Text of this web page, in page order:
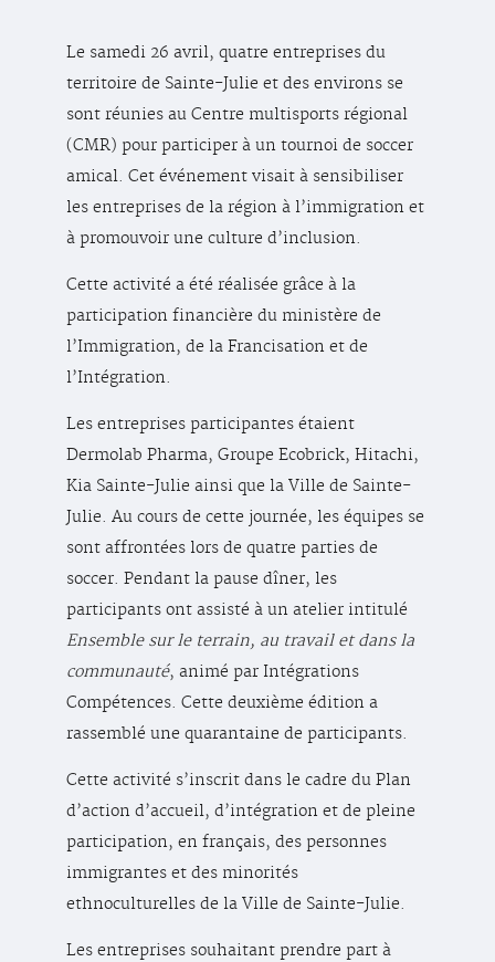
Le samedi 26 avril, quatre entreprises du
territoire de Sainte-Julie et des environs se
sont réunies au Centre multisports régional
(CMR) pour participer à un tournoi de soccer
amical. Cet événement visait à sensibiliser
les entreprises de la région à l’immigration et
à promouvoir une culture d’inclusion.
Cette activité a été réalisée grâce à la
participation financière du ministère de
l’Immigration, de la Francisation et de
l’Intégration.
Les entreprises participantes étaient
Dermolab Pharma, Groupe Ecobrick, Hitachi,
Kia Sainte-Julie ainsi que la Ville de Sainte-
Julie. Au cours de cette journée, les équipes se
sont affrontées lors de quatre parties de
soccer. Pendant la pause dîner, les
participants ont assisté à un atelier intitulé
Ensemble sur le terrain, au travail et dans la
communauté, animé par Intégrations
Compétences. Cette deuxième édition a
rassemblé une quarantaine de participants.
Cette activité s’inscrit dans le cadre du Plan
d’action d’accueil, d’intégration et de pleine
participation, en français, des personnes
immigrantes et des minorités
ethnoculturelles de la Ville de Sainte-Julie.
Les entreprises souhaitant prendre part à